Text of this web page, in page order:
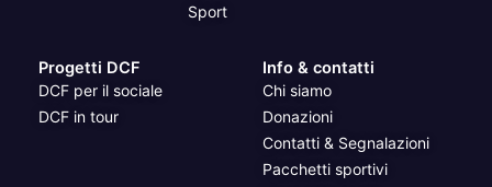
Sport
Progetti DCF
DCF per il sociale
DCF in tour
Info & contatti
Chi siamo
Donazioni
Contatti & Segnalazioni
Pacchetti sportivi